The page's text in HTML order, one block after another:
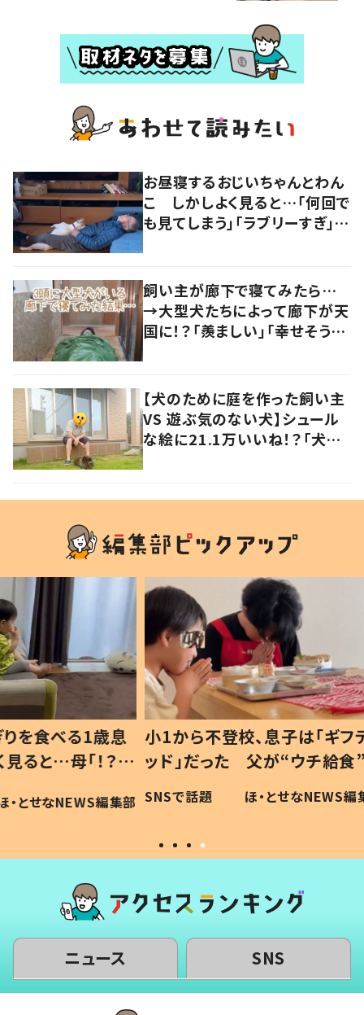
お昼寝するおじいちゃんとわん
こ しかしよく見ると…「何回で
も見てしまう」「ラブリーすぎ」の
飼い主が廊下で寝てみたら…
→大型犬たちによって廊下が天
国に！？「羨ましい」「幸せそう」
【犬のために庭を作った飼い主
VS 遊ぶ気のない犬】シュール
な絵に21.1万いいね！？「犬の
歳息
？」
編集部
小1から不登校、息子は「ギフテ
ッド」だった 父が“ウチ給食”を
作り続ける理由とは #令和の親
#令和の子
SNSで話題 ほ・とせなNEWS編集部
ひ孫
が、抱
「涙
い」
ニュース SNS